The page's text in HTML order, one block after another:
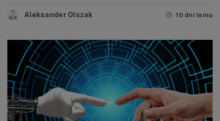
Aleksander Olszak 10 dni temu